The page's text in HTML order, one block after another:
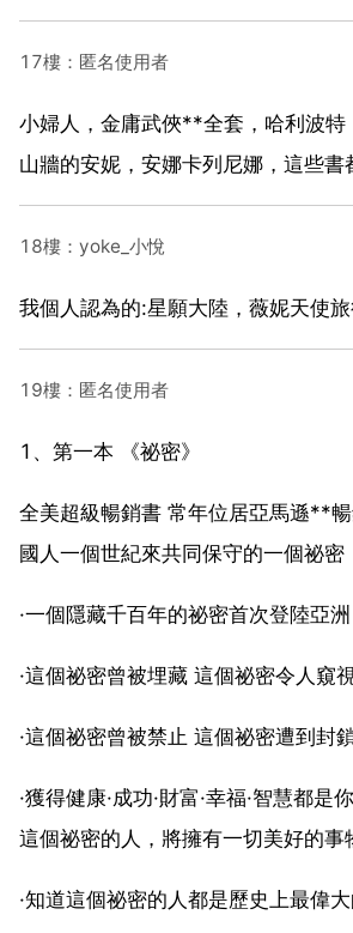
17樓：匿名使用者
小婦人，金庸武俠**全套，哈利波特
山牆的安妮，安娜卡列尼娜，這些書
18樓：yoke_小悅
我個人認為的:星願大陸，薇妮天使
19樓：匿名使用者
1、第一本 《祕密》
全美超級暢銷書 常年位居亞馬遜**暢
國人一個世紀來共同保守的一個祕密
·一個隱藏千百年的祕密首次登陸亞洲
·這個祕密曾被埋藏 這個祕密令人窺視
·這個祕密曾被禁止 這個祕密遭到封
·獲得健康·成功·財富·幸福·智慧都是
這個祕密的人，將擁有一切美好的事
·知道這個祕密的人都是歷史上最偉